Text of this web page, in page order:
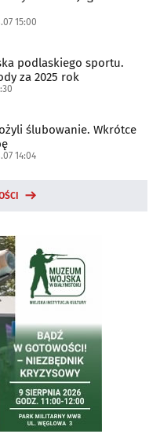
15:00
podlaskiego sportu.
za 2025 rok
ślubowanie. Wkrótce
14:04